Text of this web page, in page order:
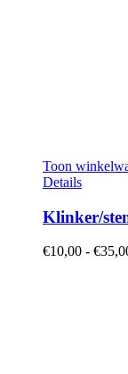
Toon
Details
Klinker/
€10,00 - €